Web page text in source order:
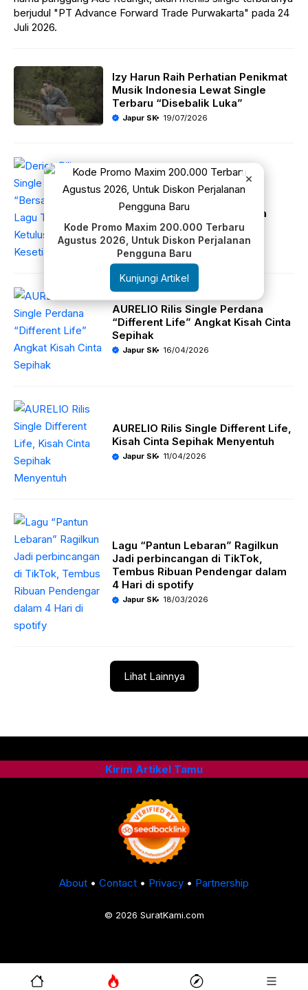
berjudul "PT Advance Forward Trade Purwakarta" pada 24
Juli 2026.
Izy Harun Raih Perhatian Penikmat
Musik Indonesia Lewat Single
Terbaru “Disebalik Luka”
Japur SK 19/07/2026
Deries Rilis Single Romantis
“Bersamamu”, Lagu Tentang
Ketulusan dan Kesetiaan Cinta
Japur SK 29/05/2026
AURELIO Rilis Single Perdana
“Different Life” Angkat Kisah Cinta
Sepihak
Japur SK 16/04/2026
AURELIO Rilis Single Different Life,
Kisah Cinta Sepihak Menyentuh
Japur SK 11/04/2026
Lagu “Pantun Lebaran” Ragilkun
Jadi perbincangan di TikTok,
Tembus Ribuan Pendengar dalam
4 Hari di spotify
Japur SK 18/03/2026
Lihat Lainnya
Kirim Artikel Tamu
About • Contact • Privacy • Partnership
© 2026 SuratKami.com
×
Kode Promo Maxim 200.000 Terbaru
Agustus 2026, Untuk Diskon Perjalanan
Pengguna Baru
Kunjungi Artikel